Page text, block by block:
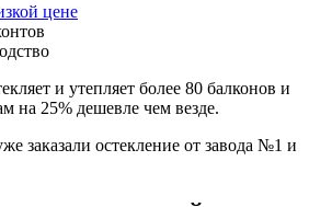
цене
и утепляет более 80 балконов и
на 25% дешевле чем везде.
заказали остекление от завода №1 и